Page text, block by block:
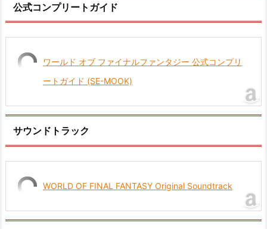
公式コンプリートガイド
ワールド オブ ファイナルファンタジー 公式コンプリ
ートガイド (SE-MOOK)
サウンドトラック
WORLD OF FINAL FANTASY Original Soundtrack